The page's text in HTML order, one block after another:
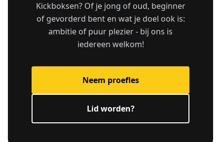
Kickboksen? Of je jong of oud, beginner
of gevorderd bent en wat je doel ook is:
ambitie of puur plezier - bij ons is
iedereen welkom!
Neem proefles
Lid worden?